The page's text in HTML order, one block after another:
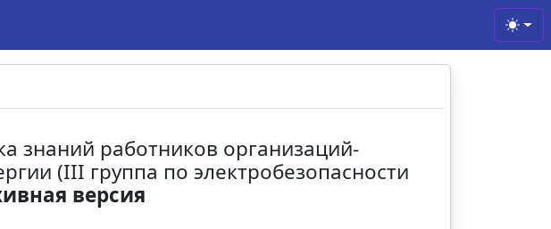
знаний работников организаций-
(III группа по электробезопасности
версия